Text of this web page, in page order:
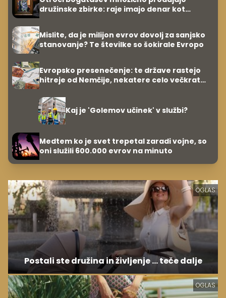
družinske zbirke: raje imajo denar kot
Mislite, da je milijon evrov dovolj za sanjsko
stanovanje? Te številke so šokirale Evropo
Evropsko presenečenje: te države rastejo
hitreje od Nemčije, nekatere celo večkrat
Kaj je 'Golemov učinek' v službi?
Medtem ko je svet trepetal zaradi vojne, so
oni služili 600.000 evrov na minuto
OGLAS
Postali ste družina in življenje ... teče dalje
OGLAS